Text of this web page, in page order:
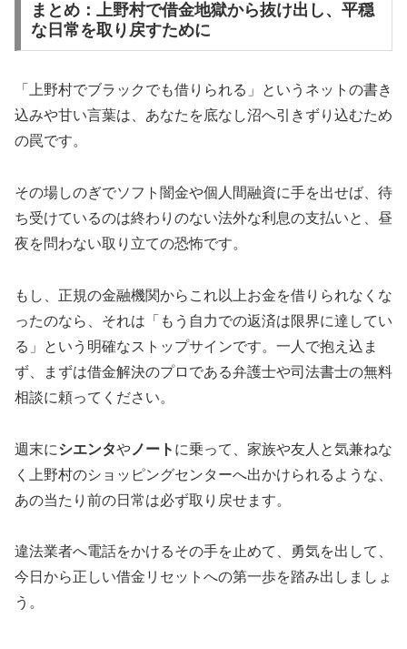
まとめ：上野村で借金地獄から抜け出し、平穏
な日常を取り戻すために
「上野村でブラックでも借りられる」というネットの書き
込みや甘い言葉は、あなたを底なし沼へ引きずり込むため
の罠です。
その場しのぎでソフト闇金や個人間融資に手を出せば、待
ち受けているのは終わりのない法外な利息の支払いと、昼
夜を問わない取り立ての恐怖です。
もし、正規の金融機関からこれ以上お金を借りられなくな
ったのなら、それは「もう自力での返済は限界に達してい
る」という明確なストップサインです。一人で抱え込ま
ず、まずは借金解決のプロである弁護士や司法書士の無料
相談に頼ってください。
週末にシエンタや ノート に乗って、家族や友人と気兼ねな
く上野村のショッピングセンターへ出かけられるような、
あの当たり前の日常は必ず取り戻せます。
違法業者へ電話をかけるその手を止めて、勇気を出して、
今日から正しい借金リセットへの第一歩を踏み出しましょ
う。